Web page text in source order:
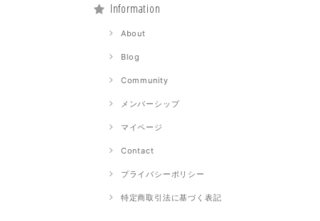
Information
About
Blog
Community
メンバーシップ
マイページ
Contact
プライバシーポリシー
特定商取引法に基づく表記